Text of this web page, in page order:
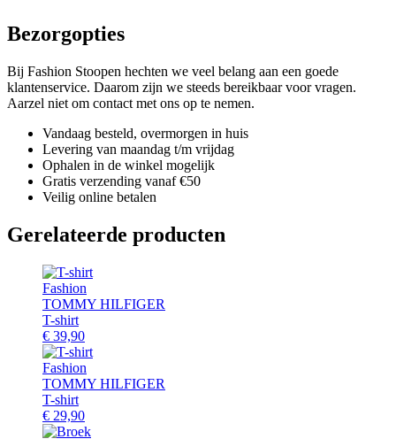
Bezorgopties
Bij Fashion Stoopen hechten we veel belang aan een goede
klantenservice. Daarom zijn we steeds bereikbaar voor vragen.
Aarzel niet om contact met ons op te nemen.
Vandaag besteld, overmorgen in huis
Levering van maandag t/m vrijdag
Ophalen in de winkel mogelijk
Gratis verzending vanaf €50
Veilig online betalen
Gerelateerde producten
Fashion
TOMMY HILFIGER
T-shirt
€ 39,90
Fashion
TOMMY HILFIGER
T-shirt
€ 29,90